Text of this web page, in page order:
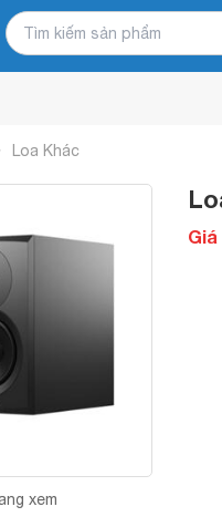
Loa Khác
xem
Giá